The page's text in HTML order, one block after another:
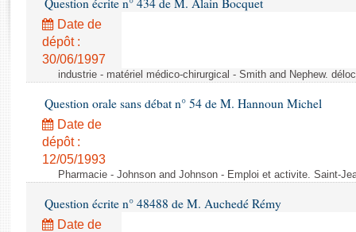
Rapports d'enquête
Rapports législatifs
Rapports sur l'application des lois
Baromètre de l’application des lois
Dossiers législatifs
Budget et sécurité sociale
Questions écrites et orales
Comptes rendus des débats
Question écrite n° 434 de M. Alain Bocquet
Date de
dépôt :
30/06/1997
industrie - matériel médico-chirurgical - Smith and Nephew.
Question orale sans débat n° 54 de M. Hannoun Michel
Date de
dépôt :
12/05/1993
Pharmacie - Johnson and Johnson - Emploi et activite. Saint-
Question écrite n° 48488 de M. Auchedé Rémy
Date de